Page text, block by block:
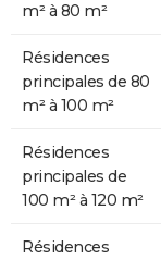
m² à 80 m²
Résidences
principales de 80
m² à 100 m²
Résidences
principales de
100 m² à 120 m²
Résidences